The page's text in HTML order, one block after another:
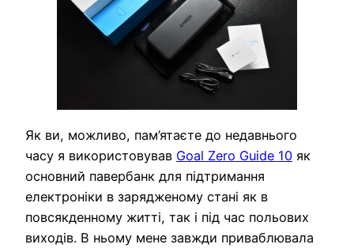
Як ви, можливо, пам’ятаєте до недавнього
часу я використовував Goal Zero Guide 10 як
основний павербанк для підтримання
електроніки в зарядженому стані як в
повсякденному житті, так і під час польових
виходів. В ньому мене завжди приваблювала